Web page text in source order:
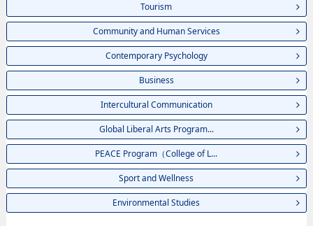
Tourism
Community and Human Services
Contemporary Psychology
Business
Intercultural Communication
Global Liberal Arts Program...
PEACE Program（College of L...
Sport and Wellness
Environmental Studies